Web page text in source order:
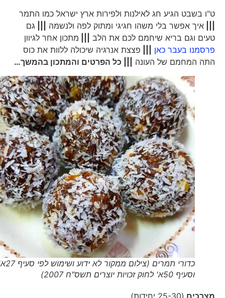
ט"ו בשבט הגיע חג לאילנות ולפירות ארץ ישראל כמו התמר
איך אפשר בלי משהו חגיגי ומתוק לפה ולנשמה|||
טעים וגם בריא שיחמם לכם את הלב|||
מתכון אחר לגיוון
פרסמנו בעבר כאן |||
פצצת אנרגיה שיכולה ללוות את כוס
התה המחמם של העונה||| כל הפרטים והמתכון בהמשך…
כדורי תמרים (צילום ממקור לא ידוע ושימוש לפי סעיף 27א'
וסעיף 50א' לחוק זכויות יוצרים תשס"ח 2007)
מצרכים(25-30 יחידות)